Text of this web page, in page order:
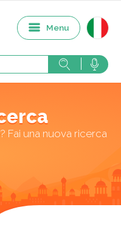
Menu
Fai una nuova ricerca